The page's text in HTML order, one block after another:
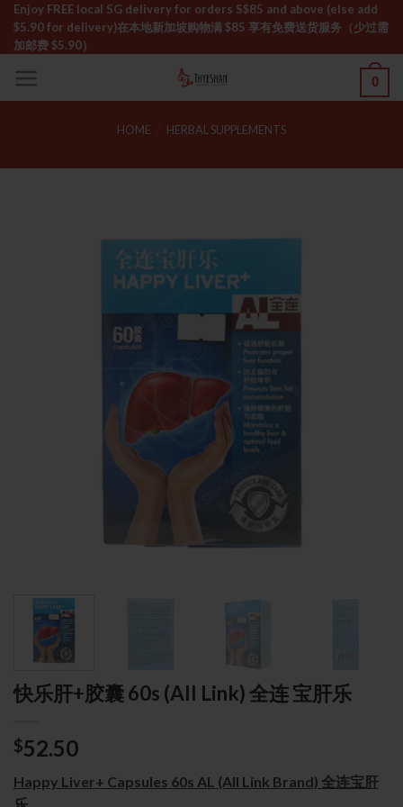
Skip
content
Enjoy FREE local SG delivery for orders S$85 and above (else add
$5.90 for delivery)ㅤ在本地新加坡购物满 $85 享有免费送货服务（少过需
加邮费 $5.90）
0
HOME HERBAL SUPPLEMENTS
快乐肝+胶囊 60s (All Link) 全连 宝肝乐
$52.50
Happy Liver+ Capsules 60s AL (All Link Brand) 全连宝肝